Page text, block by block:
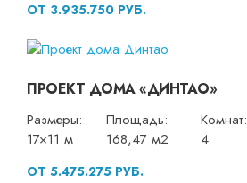
ОТ 3.935.750 РУБ.
ПРОЕКТ ДОМА «ДИНТАО»
Размеры:
17×11 м
Площадь:
168,47 м2
Комнат:
4
ОТ 5.475.275 РУБ.